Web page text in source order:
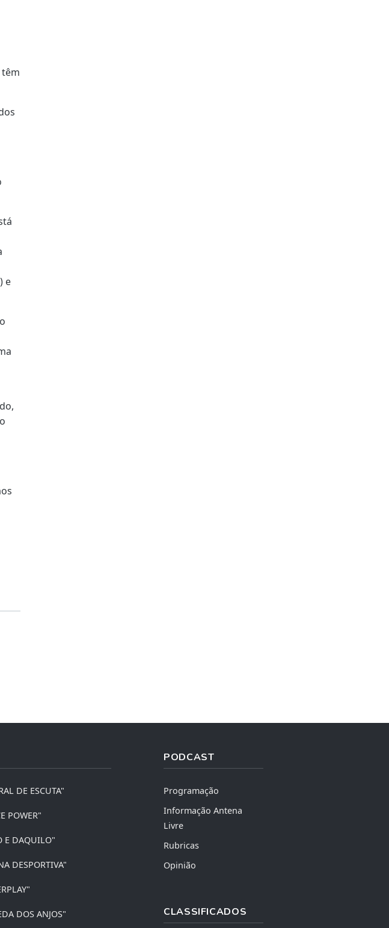
e
DE ESCUTA"
POWER"
E DAQUILO"
DESPORTIVA"
DOS ANJOS"
PODCAST
Programação
Informação Antena
Livre
Rubricas
Opinião
CLASSIFICADOS